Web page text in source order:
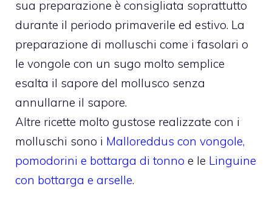
sua preparazione è consigliata soprattutto
durante il periodo primaverile ed estivo. La
preparazione di molluschi come i fasolari o
le vongole con un sugo molto semplice
esalta il sapore del mollusco senza
annullarne il sapore.
Altre ricette molto gustose realizzate con i
molluschi sono i Malloreddus con vongole,
pomodorini e bottarga di tonno e le Linguine
con bottarga e arselle.